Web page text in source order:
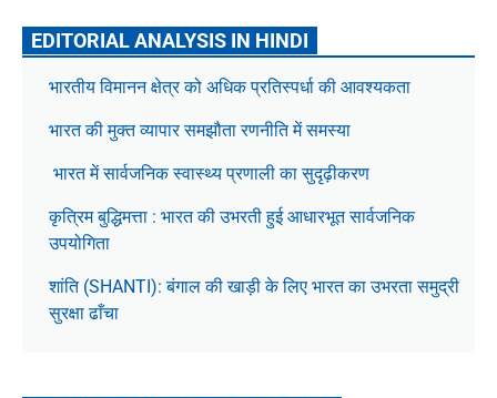
EDITORIAL ANALYSIS IN HINDI
भारतीय विमानन क्षेत्र को अधिक प्रतिस्पर्धा की आवश्यकता
भारत की मुक्त व्यापार समझौता रणनीति में समस्या
भारत में सार्वजनिक स्वास्थ्य प्रणाली का सुदृढ़ीकरण
कृत्रिम बुद्धिमत्ता : भारत की उभरती हुई आधारभूत सार्वजनिक
उपयोगिता
शांति (SHANTI): बंगाल की खाड़ी के लिए भारत का उभरता समुद्री
सुरक्षा ढाँचा